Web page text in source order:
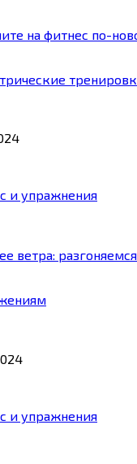
на фитнес по-
и упражнения
ветра:
и упражнения